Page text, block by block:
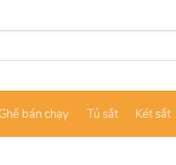
bán chạy Tủ sắt Két sắt